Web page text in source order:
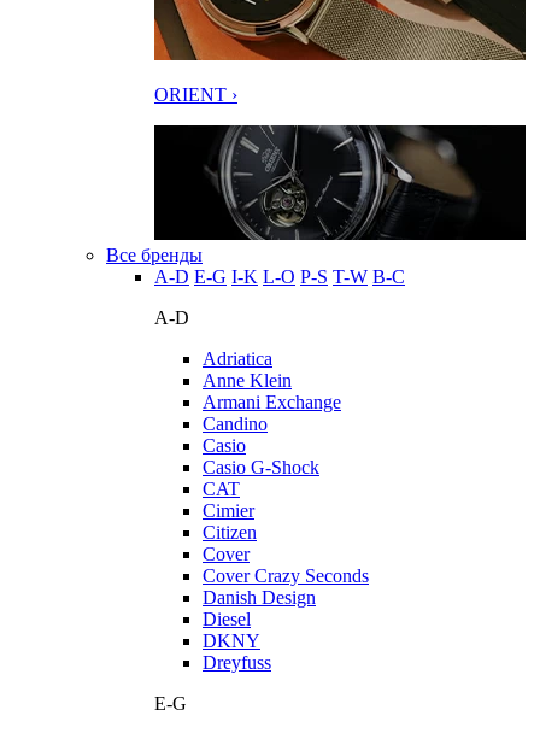
ORIENT ›
Все бренды
A-D E-G I-K L-O P-S T-W В-С
A-D
Adriatica
Anne Klein
Armani Exchange
Candino
Casio
Casio G-Shock
CAT
Cimier
Citizen
Cover
Cover Crazy Seconds
Danish Design
Diesel
DKNY
Dreyfuss
E-G